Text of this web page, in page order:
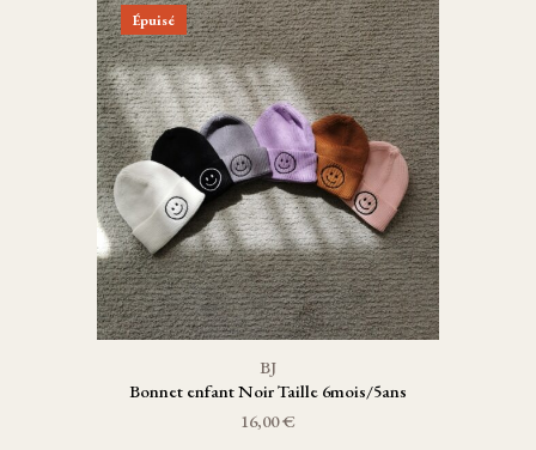
Épuisé
BJ
Bonnet enfant Noir Taille 6mois/5ans
16,00 €